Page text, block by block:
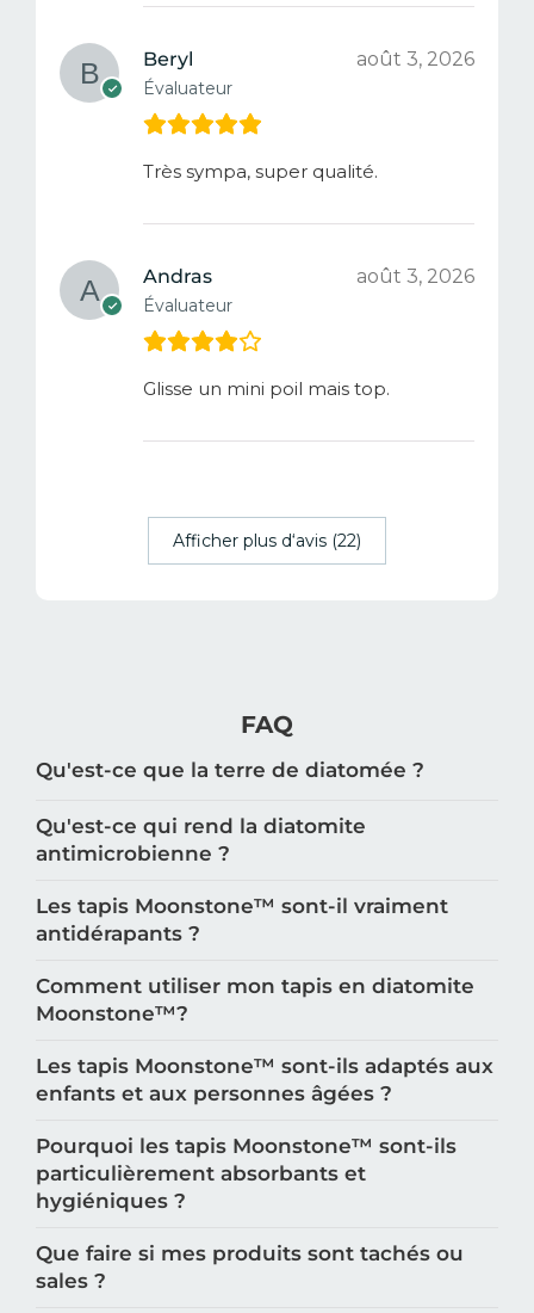
Beryl
Évaluateur
août 3, 2026
Très sympa, super qualité.
Andras
Évaluateur
août 3, 2026
Glisse un mini poil mais top.
Afficher plus d‘avis (22)
FAQ
Qu'est-ce que la terre de diatomée ?
Qu'est-ce qui rend la diatomite
antimicrobienne ?
Les tapis Moonstone™️ sont-il vraiment
antidérapants ?
Comment utiliser mon tapis en diatomite
Moonstone™️?
Les tapis Moonstone™️ sont-ils adaptés aux
enfants et aux personnes âgées ?
Pourquoi les tapis Moonstone™️ sont-ils
particulièrement absorbants et
hygiéniques ?
Que faire si mes produits sont tachés ou
sales ?